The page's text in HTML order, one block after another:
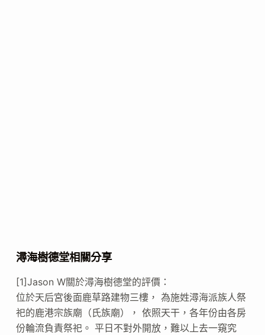
潯海樹德堂相關分享
[1]Jason W關於潯海樹德堂的評價：
位於天后宮後面鹿草路建物三樓， 為施姓潯海派族人祭
祀的鹿港宗族廟（氏族廟）， 依照天干，各年份由各房
份輪流負責祭祀。 平日不對外開放，難以上去一窺究